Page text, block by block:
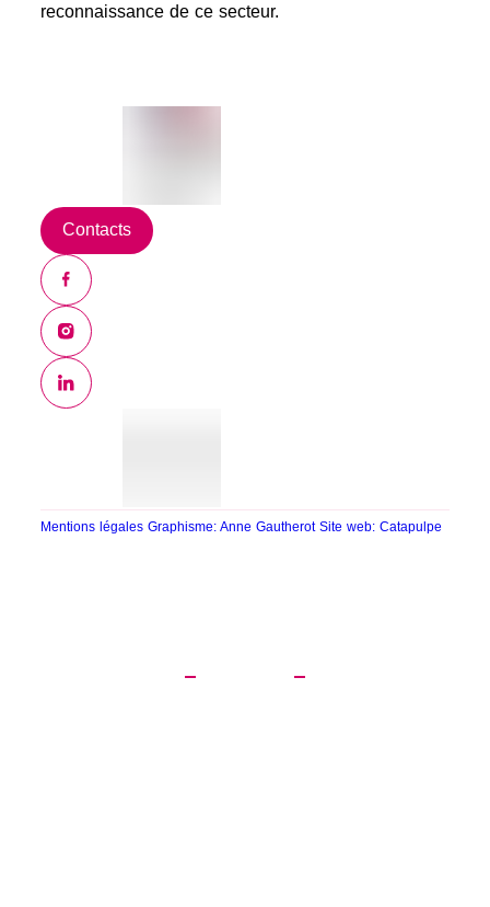
reconnaissance de ce secteur.
Contacts
Mentions légalesGraphisme: Anne GautherotSite web: Catapulpe